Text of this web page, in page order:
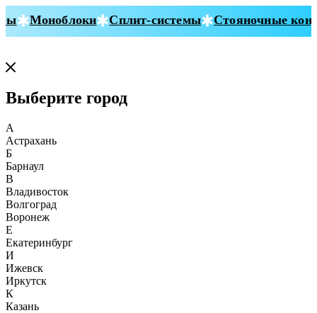
Моноблоки Сплит-системы Стояночные
Выберите город
А
Астрахань
Б
Барнаул
В
Владивосток
Волгоград
Воронеж
Е
Екатеринбург
И
Ижевск
Иркутск
К
Казань